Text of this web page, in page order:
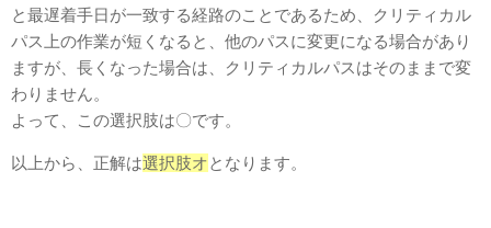
と最遅着⼿⽇が⼀致する経路のことであるため、クリティカル
パス上の作業が短くなると、他のパスに変更になる場合があり
ますが、長くなった場合は、クリティカルパスはそのままで変
わりません。
よって、この選択肢は〇です。
以上から、正解は選択肢オとなります。